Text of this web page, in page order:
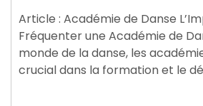
Article : Académie de Danse
Fréquenter une Académie de
monde de la danse, les
crucial dans la formation et le